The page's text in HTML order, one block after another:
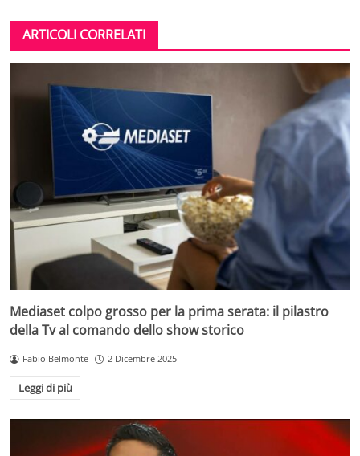
ARTICOLI CORRELATI
Mediaset colpo grosso per la prima serata: il pilastro
della Tv al comando dello show storico
Fabio Belmonte 2 Dicembre 2025
Leggi di più